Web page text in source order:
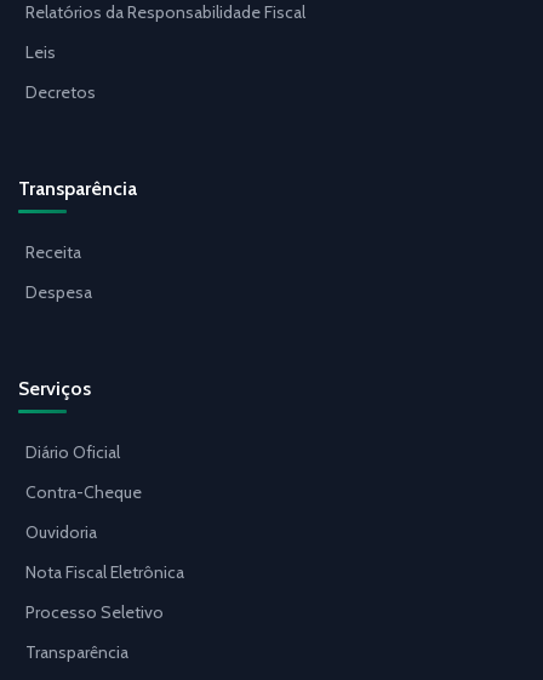
Relatórios da Responsabilidade Fiscal
Leis
Decretos
Transparência
Receita
Despesa
Serviços
Diário Oficial
Contra-Cheque
Ouvidoria
Nota Fiscal Eletrônica
Processo Seletivo
Transparência